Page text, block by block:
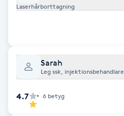
Pensionärklippning
Permanent hårborttagning
Permanent ögonbrynsmakeup
Laserhårborttagning
Sarah
Leg ssk, injektionsbehandlare
4.7 6 betyg